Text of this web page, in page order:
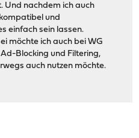
Und nachdem ich auch
und
einfach sein lassen.
möchte ich auch bei WG
Blocking und Filtering,
auch nutzen möchte.